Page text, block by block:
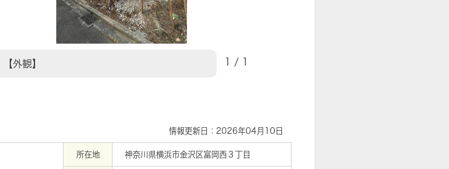
【外観】 1 / 1
情報更新日：2026年04月10日
所在地 神奈川県横浜市金沢区富岡西３丁目